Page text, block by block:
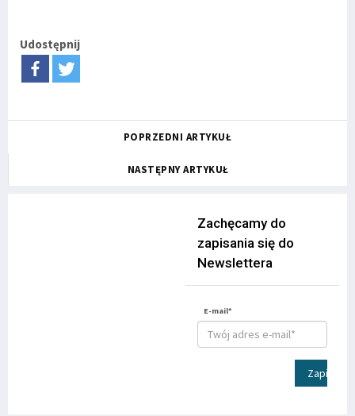
Udostępnij
POPRZEDNI ARTYKUŁ
NASTĘPNY ARTYKUŁ
Zachęcamy do
zapisania się do
Newslettera
E-mail*
Zapisz